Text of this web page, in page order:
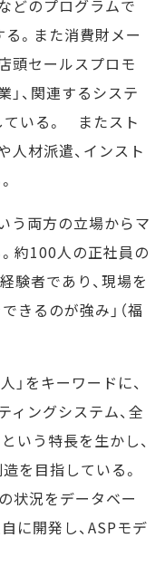
どのプログラムで
る。また消費財メー
頭セールスプロモ
、関連するシステ
ている。 またスト
人材派遣、インスト
う両方の立場からマ
約100人の正社員の
験者であり、現場を
きるのが強み」（福
」をキーワードに、
ィングシステム、全
いう特長を生かし、
を目指している。
状況をデータベー
に開発し、ASPモデ